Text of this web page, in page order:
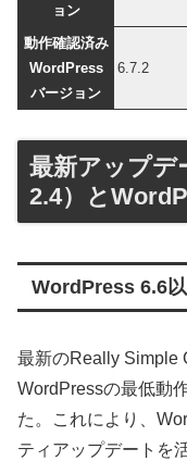
ョン
動作確認済み
WordPress
バージョン
6.7.2
最新アップデ
2.4）と
WordPress 6.6
最新のReally Simple
WordPressの最低動
た。これにより、
ティアップデートを